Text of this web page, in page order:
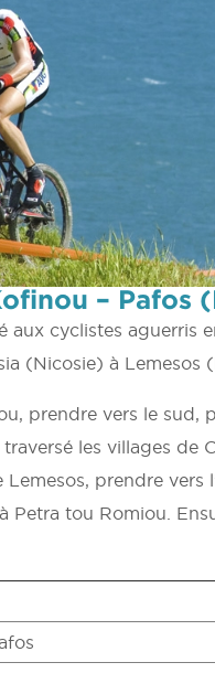
– Pafos
aux cyclistes aguerris
(Nicosie) à Lemesos
prendre vers le sud,
les villages de
prendre vers
Petra tou Romiou.